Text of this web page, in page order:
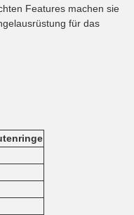
Features machen sie
für das